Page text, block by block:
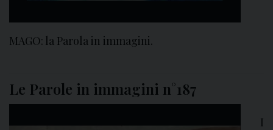
MAGO: la Parola in immagini.
Le Parole in immagini n°187
I